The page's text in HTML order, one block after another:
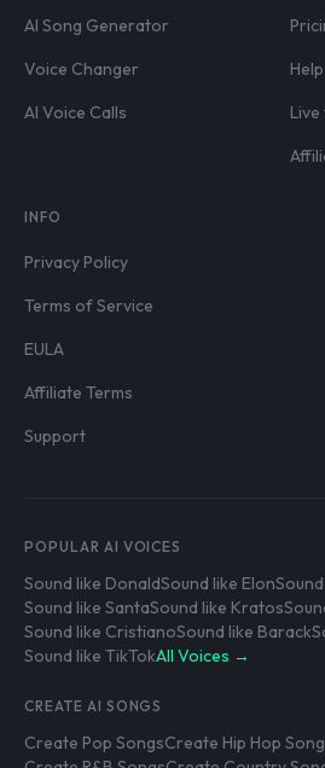
AI Song Generator
Voice Changer
AI Voice Calls
INFO
Privacy Policy
Terms of Service
EULA
Affiliate Terms
Support
POPULAR AI VOICES
Sound like DonaldSound like Elon
Sound like SantaSound like Kratos
Sound like CristianoSound like Barack
Sound like TikTokAll Voices →
CREATE AI SONGS
Create Pop SongsCreate Hip Hop